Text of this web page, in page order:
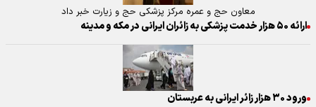
معاون حج و عمره مرکز پزشکی حج و زیارت خبر داد
ارائه ۵۰ هزار خدمت پزشکی به زائران ایرانی در مکه و مدینه
ورود ۳۰ هزار زائر ایرانی به عربستان